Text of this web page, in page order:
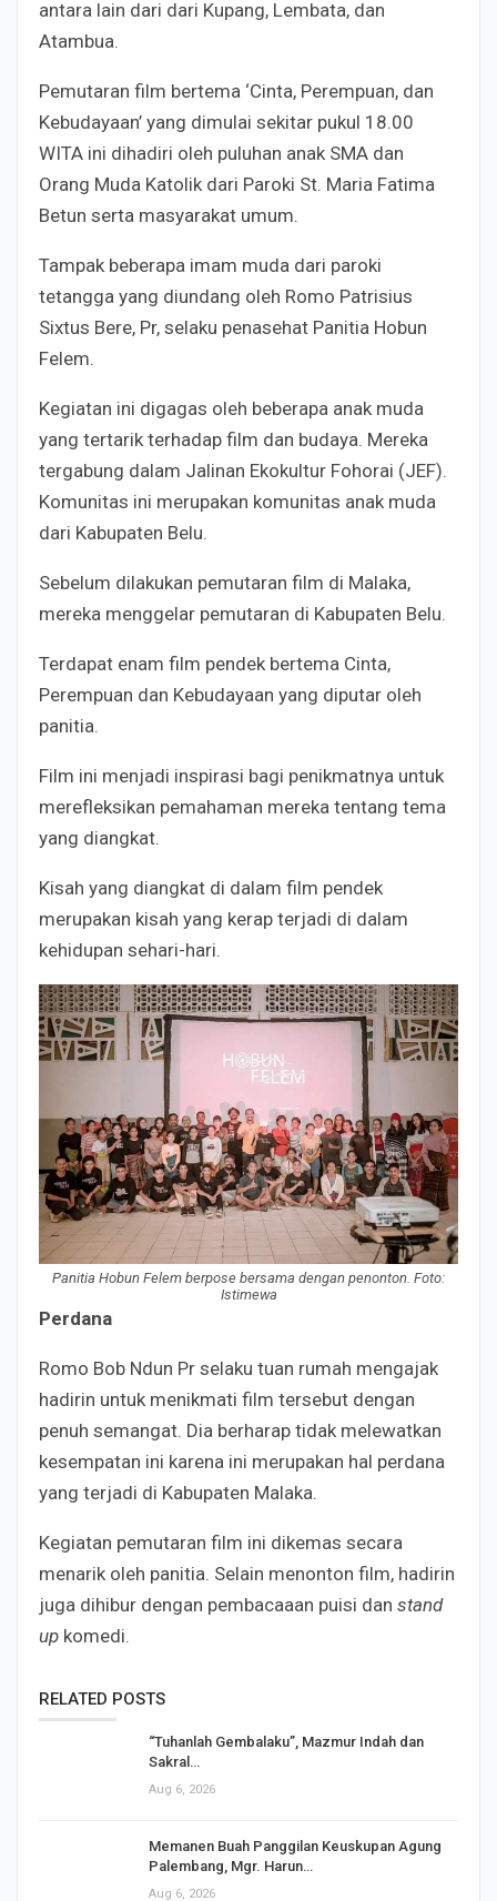
antara lain dari dari Kupang, Lembata, dan
Atambua.
Pemutaran film bertema ‘Cinta, Perempuan, dan
Kebudayaan’ yang dimulai sekitar pukul 18.00
WITA ini dihadiri oleh puluhan anak SMA dan
Orang Muda Katolik dari Paroki St. Maria Fatima
Betun serta masyarakat umum.
Tampak beberapa imam muda dari paroki
tetangga yang diundang oleh Romo Patrisius
Sixtus Bere, Pr, selaku penasehat Panitia Hobun
Felem.
Kegiatan ini digagas oleh beberapa anak muda
yang tertarik terhadap film dan budaya. Mereka
tergabung dalam Jalinan Ekokultur Fohorai (JEF).
Komunitas ini merupakan komunitas anak muda
dari Kabupaten Belu.
Sebelum dilakukan pemutaran film di Malaka,
mereka menggelar pemutaran di Kabupaten Belu.
Terdapat enam film pendek bertema Cinta,
Perempuan dan Kebudayaan yang diputar oleh
panitia.
Film ini menjadi inspirasi bagi penikmatnya untuk
merefleksikan pemahaman mereka tentang tema
yang diangkat.
Kisah yang diangkat di dalam film pendek
merupakan kisah yang kerap terjadi di dalam
kehidupan sehari-hari.
Panitia Hobun Felem berpose bersama dengan penonton. Foto:
Istimewa
Perdana
Romo Bob Ndun Pr selaku tuan rumah mengajak
hadirin untuk menikmati film tersebut dengan
penuh semangat. Dia berharap tidak melewatkan
kesempatan ini karena ini merupakan hal perdana
yang terjadi di Kabupaten Malaka.
Kegiatan pemutaran film ini dikemas secara
menarik oleh panitia. Selain menonton film, hadirin
juga dihibur dengan pembacaaan puisi dan stand
up komedi.
RELATED POSTS
“Tuhanlah Gembalaku”, Mazmur Indah dan
Sakral…
Aug 6, 2026
Memanen Buah Panggilan Keuskupan Agung
Palembang, Mgr. Harun…
Aug 6, 2026